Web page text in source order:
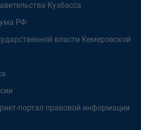
Кузбасса
РФ
власти Кемеровской
портал правовой информации